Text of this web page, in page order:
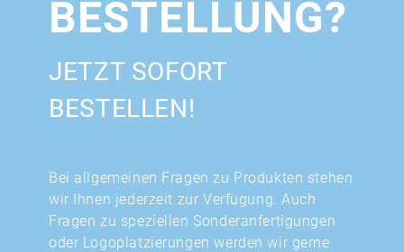
BESTELLUNG?
JETZT SOFORT
BESTELLEN!
Bei allgemeinen Fragen zu Produkten stehen
wir Ihnen jederzeit zur Verfügung. Auch
Fragen zu speziellen Sonderanfertigungen
oder Logoplatzierungen werden wir gerne